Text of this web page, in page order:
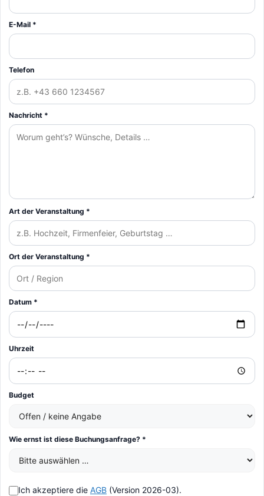
E-Mail *
Telefon
Nachricht *
Art der Veranstaltung *
Ort der Veranstaltung *
Datum *
Uhrzeit
Budget
Wie ernst ist diese Buchungsanfrage? *
Ich akzeptiere die AGB (Version 2026-03).